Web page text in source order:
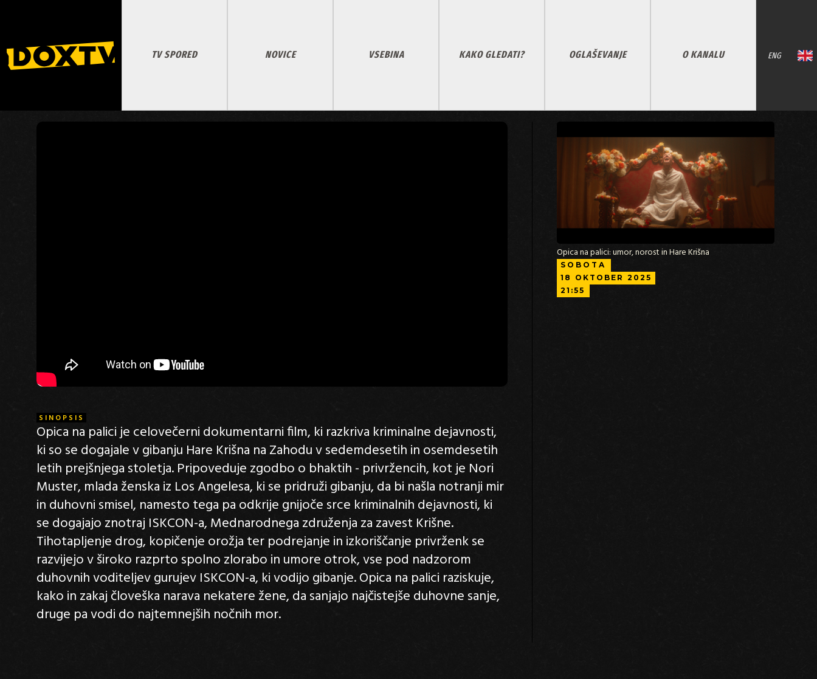
TV SPORED NOVICE VSEBINA KAKO GLEDATI? OGLAŠEVANJE O KANALU ENG
SINOPSIS
Opica na palici je celovečerni dokumentarni film, ki razkriva kriminalne dejavnosti,
ki so se dogajale v gibanju Hare Krišna na Zahodu v sedemdesetih in osemdesetih
letih prejšnjega stoletja. Pripoveduje zgodbo o bhaktih - privržencih, kot je Nori
Muster, mlada ženska iz Los Angelesa, ki se pridruži gibanju, da bi našla notranji mir
in duhovni smisel, namesto tega pa odkrije gnijoče srce kriminalnih dejavnosti, ki
se dogajajo znotraj ISKCON-a, Mednarodnega združenja za zavest Krišne.
Tihotapljenje drog, kopičenje orožja ter podrejanje in izkoriščanje privrženk se
razvijejo v široko razprto spolno zlorabo in umore otrok, vse pod nadzorom
duhovnih voditeljev gurujev ISKCON-a, ki vodijo gibanje. Opica na palici raziskuje,
kako in zakaj človeška narava nekatere žene, da sanjajo najčistejše duhovne sanje,
druge pa vodi do najtemnejših nočnih mor.
Opica na palici: umor, norost in Hare Krišna
SOBOTA
18
OKTOBER 2025
21:55